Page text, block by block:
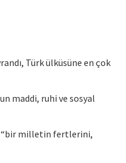
Türk ülküsüne en çok
maddi, ruhi ve sosyal
“bir milletin fertlerini,